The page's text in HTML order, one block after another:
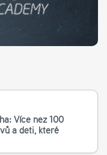
Více než 100
a děti, které